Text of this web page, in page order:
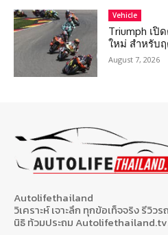
Vehicle
Triumph เปิ
ใหม่ สำหรับ
August 7, 2026
Autolifethailand
วิเคราะห์ เจาะลึก ทุกข้อเท็จจริง รีวิ
นิธิ ท้วมประถม